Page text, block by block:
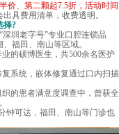
价、第二颗起7.5折，活动时间
具费用清单，收费透明。
择?
圳老字号”专业口腔连锁品
福田、南山等区域。
的硕博医生，共500余名医护
系统，嵌体修复通过口内扫描
的患者满意度调查中，曾获全
可达，福田、南山等门诊也